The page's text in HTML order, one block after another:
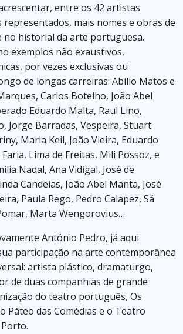
entre os 42 artistas
representados, mais nomes e obras de
no historial da arte portuguesa.
exemplos não exaustivos,
por vezes exclusivas ou
de longas carreiras: Abilio Matos e
Carlos Botelho, João Abel
Eduardo Malta, Raul Lino,
Jorge Barradas, Vespeira, Stuart
Maria Keil, João Vieira, Eduardo
Lima de Freitas, Mili Possoz, e
Nadal, Ana Vidigal, José de
Candeias, João Abel Manta, José
Paula Rego, Pedro Calapez, Sá
Marta Wengorovius…
António Pedro, já aqui
participação na arte contemporânea
artista plástico, dramaturgo,
de duas companhias de grande
do teatro português, Os
Páteo das Comédias e o Teatro